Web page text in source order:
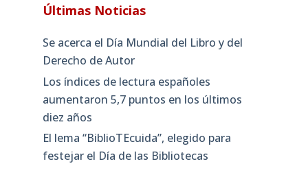
Últimas Noticias
Se acerca el Día Mundial del Libro y del
Derecho de Autor
Los índices de lectura españoles
aumentaron 5,7 puntos en los últimos
diez años
El lema “BiblioTEcuida”, elegido para
festejar el Día de las Bibliotecas